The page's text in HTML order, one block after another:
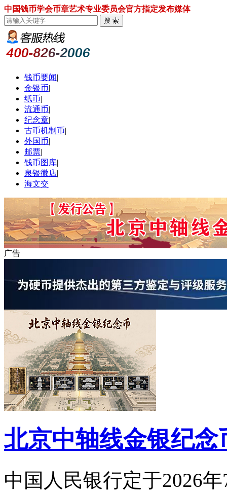
中国钱币学会币章艺术专业委员会官方指定发布媒体
钱币要闻|
金银币|
纸币|
流通币|
纪念章|
古币机制币|
外国币|
邮票|
钱币图库|
泉银微店|
海文交
广告
北京中轴线金银纪念
中国人民银行定于2026